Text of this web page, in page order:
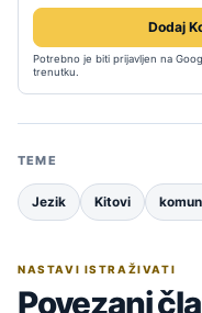
Dodaj
Potrebno je biti prijavljen na
trenutku.
TEME
Jezik Kitovi
NASTAVI ISTRAŽIVATI
Povezani